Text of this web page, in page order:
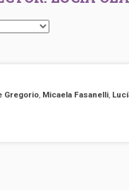
Gregorio, Micaela Fasanelli,